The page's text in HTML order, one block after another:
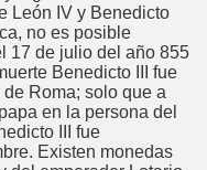
León IV y Benedicto
no es posible
17 de julio del año 855
Benedicto III fue
Roma; solo que a
en la persona del
III fue
Existen monedas